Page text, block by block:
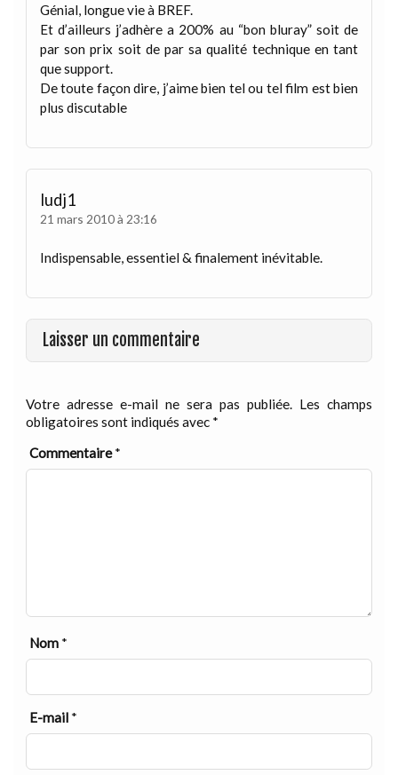
Génial, longue vie à BREF.
Et d’ailleurs j’adhère a 200% au “bon bluray” soit de
par son prix soit de par sa qualité technique en tant
que support.
De toute façon dire, j’aime bien tel ou tel film est bien
plus discutable
ludj1
21 mars 2010 à 23:16
Indispensable, essentiel & finalement inévitable.
Laisser un commentaire
Votre adresse e-mail ne sera pas publiée. Les champs
obligatoires sont indiqués avec *
Commentaire*
Nom *
E-mail *